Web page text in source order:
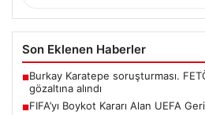
Son Eklenen Haberler
■Burkay Karatepe soruşturması.
gözaltına alındı
■FIFA’yı Boykot Kararı Alan UEFA